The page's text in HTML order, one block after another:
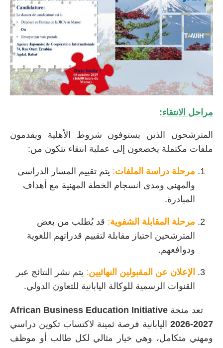
مراحل الانتقاء:
المترشحون الذين يستوفون شروط الأهلية ويقدمون
ملفات مكتملة يخضعون إلى عملية انتقاء تتكون من:
مرحلة دراسة الملفات: يتم تقييم المسار الدراسي
والمهني ومدى انسجام الخطة المهنية مع أهداف
المبادرة.
مرحلة المقابلة الشفوية: قد يُطلب من بعض
المترشحين اجتياز مقابلة لتقييم قدراتهم اللغوية
ودوافعهم.
الإعلان عن المقبولين النهائيين: يتم نشر النتائج عبر
القنوات الرسمية للوكالة اليابانية للتعاون الدولي.
تعد منحة African Business Education Initiative
2026-2027 اليابانية فرصة ثمينة لاكتساب تكوين دراسي
ومهني متكامل، وهي خيار مثالي لكل طالب أو موظف